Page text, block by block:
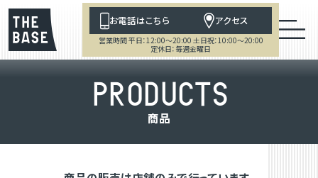
お電話はこちら アクセス
営業時間 平日：12:00～20:00 土日祝：10:00～20:00
定休日：毎週金曜日
PRODUCTS
商品